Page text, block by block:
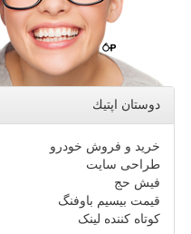
دوستان اپتیك
خرید و فروش خودرو
طراحی سایت
فیش حج
قیمت بیسیم باوفنگ
کوتاه کننده لینک